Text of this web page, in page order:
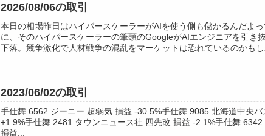
2026/08/06の取引
本日の相場昨日はハイパースケーラーがAIを使う側も儲かるんだよ
に、そのハイパースケーラーの筆頭のGoogleがAIエンジニアを引き
下落。競争激化で人材戦争の混乱をマーケットは恐れているのかもし
2023/06/02の取引
手仕舞 6562 ジーニー 超弱気 損益 -30.5%手仕舞 9085 北海道中央
+1.9%手仕舞 2481 タウンニュース社 四先改 損益 -2.1%手仕舞
損益...